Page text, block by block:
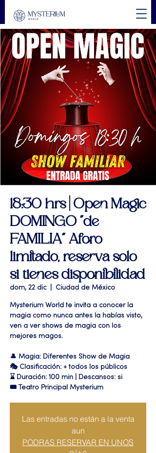
18:30 hrs | Open Magic
DOMINGO "de
FAMILIA" Aforo
limitado, reserva solo
si tienes disponibilidad
dom, 22 dic
  |
Ciudad de México
Mysterium World te invita a conocer la
magia como nunca antes la habías visto,
ven a ver shows de magia con los
mejores magos.
🎩 Magia: Diferentes Show de Magia
🎭 Clasificación: + todos los públicos
⌛ Duración: 100 min | Descansos: si
🎟 Teatro Principal Mysterium
Las entradas no están a la venta
aun
PODRAS RESERVAR EN UNOS